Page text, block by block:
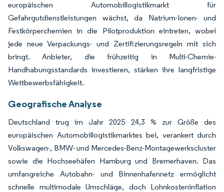
europäischen Automobillogistikmarkt für
Gefahrgutdienstleistungen wächst, da Natrium-Ionen- und
Festkörperchemien in die Pilotproduktion eintreten, wobei
jede neue Verpackungs- und Zertifizierungsregeln mit sich
bringt. Anbieter, die frühzeitig in Multi-Chemie-
Handhabungsstandards investieren, stärken ihre langfristige
Wettbewerbsfähigkeit.
Geografische Analyse
Deutschland trug im Jahr 2025 24,3 % zur Größe des
europäischen Automobillogistikmarktes bei, verankert durch
Volkswagen-, BMW- und Mercedes-Benz-Montagewerkscluster
sowie die Hochseehäfen Hamburg und Bremerhaven. Das
umfangreiche Autobahn- und Binnenhafennetz ermöglicht
schnelle multimodale Umschläge, doch Lohnkosteninflation